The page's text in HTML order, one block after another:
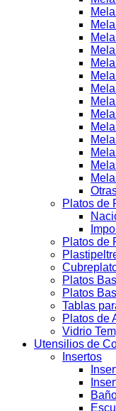
Platos de
Platos de
Platos
Platos
Tablas
Platos de
Vidrio
Utensilios de
Insertos